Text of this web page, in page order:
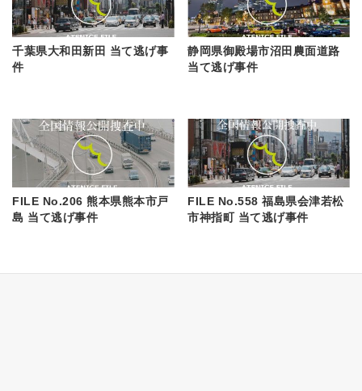
千葉県大和田新田 当て逃げ事
件
静岡県御殿場市沼田農面道路
当て逃げ事件
FILE No.206 熊本県熊本市戸
島 当て逃げ事件
FILE No.558 福島県会津若松
市神指町 当て逃げ事件